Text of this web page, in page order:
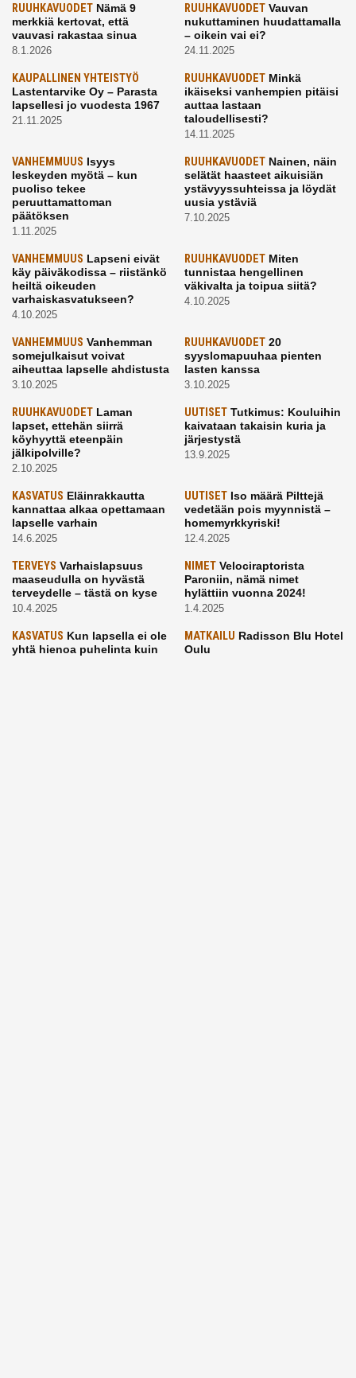
RUUHKAVUODET Nämä 9
merkkiä kertovat, että
vauvasi rakastaa sinua
8.1.2026
RUUHKAVUODETVauvan
nukuttaminen huudattamalla
– oikein vai ei?
24.11.2025
KAUPALLINEN YHTEISTYÖ
Lastentarvike Oy – Parasta
lapsellesi jo vuodesta 1967
21.11.2025
RUUHKAVUODETMinkä
ikäiseksi vanhempien pitäisi
auttaa lastaan
taloudellisesti?
14.11.2025
VANHEMMUUS Isyys
leskeyden myötä – kun
puoliso tekee
peruuttamattoman
päätöksen
1.11.2025
RUUHKAVUODETNainen, näin
selätät haasteet aikuisiän
ystävyyssuhteissa ja löydät
uusia ystäviä
7.10.2025
VANHEMMUUS Lapseni eivät
käy päiväkodissa – riistänkö
heiltä oikeuden
varhaiskasvatukseen?
4.10.2025
RUUHKAVUODETMiten
tunnistaa hengellinen
väkivalta ja toipua siitä?
4.10.2025
VANHEMMUUS Vanhemman
somejulkaisut voivat
aiheuttaa lapselle ahdistusta
3.10.2025
RUUHKAVUODET20
syyslomapuuhaa pienten
lasten kanssa
3.10.2025
RUUHKAVUODET Laman
lapset, ettehän siirrä
köyhyyttä eteenpäin
jälkipolville?
2.10.2025
UUTISETTutkimus: Kouluihin
kaivataan takaisin kuria ja
järjestystä
13.9.2025
KASVATUS Eläinrakkautta
kannattaa alkaa opettamaan
lapselle varhain
14.6.2025
UUTISETIso määrä Pilttejä
vedetään pois myynnistä –
homemyrkkyriski!
12.4.2025
TERVEYS Varhaislapsuus
maaseudulla on hyvästä
terveydelle – tästä on kyse
10.4.2025
NIMETVelociraptorista
Paroniin, nämä nimet
hylättiin vuonna 2024!
1.4.2025
KASVATUS Kun lapsella ei ole
yhtä hienoa puhelinta kuin
MATKAILU Radisson Blu Hotel
Oulu